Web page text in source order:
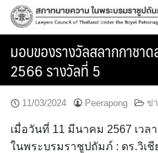
Skip
มอบของรางวัลสลากกาชา
2566 รางวัลที่ 5
11/03/2024 Peerapong ข่
เมื่อวันที่ 11 มีนาคม 2567 เว
ในพระบรมราชูปถัมภ์ : ดร.วิเ